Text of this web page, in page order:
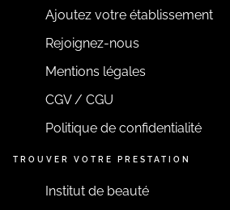
Ajoutez votre établissement
Rejoignez-nous
Mentions légales
CGV / CGU
Politique de confidentialité
TROUVER VOTRE PRESTATION
Institut de beauté